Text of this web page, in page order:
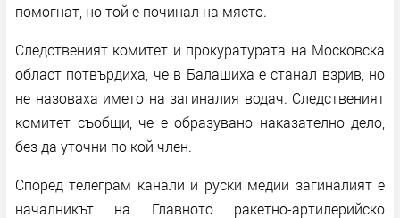
помогнат, но той е починал на място.
Следственият комитет и прокуратурата на Московска
област потвърдиха, че в Балашиха е станал взрив, но
не назоваха името на загиналия водач. Следственият
комитет съобщи, че е образувано наказателно дело,
без да уточни по кой член.
Според телеграм канали и руски медии загиналият е
началникът на Главното ракетно-артилерийско